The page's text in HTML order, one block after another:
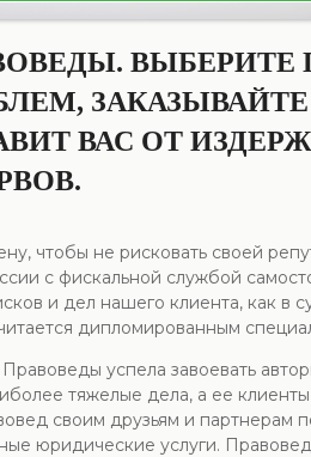
ВАС ОТ
чтобы не рисковать своей
с фискальной службой
и дел нашего клиента, как в
дипломированным
успела завоевать
тяжелые дела, а ее
своим друзьям и партнерам
юридические услуги.